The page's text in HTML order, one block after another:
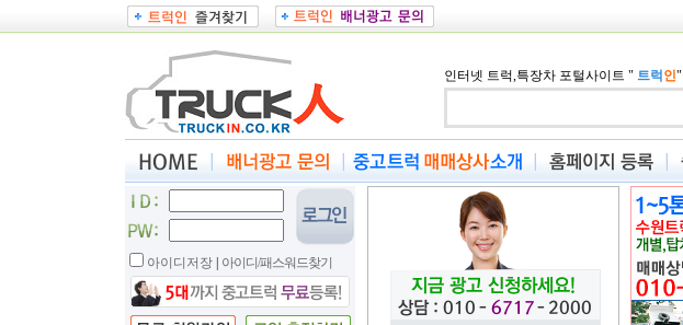
인터넷 트럭,특장차 포털사이트 " 트럭 인"
아이디저장 아이디/패스워드찾기